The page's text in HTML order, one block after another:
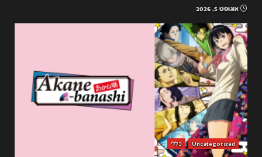
אוגוסט 5, 2026
Uncategorized כללי